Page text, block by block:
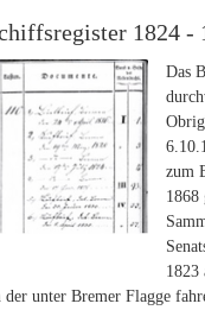
1824 -
Das
zum
1868
1823
der unter Bremer Flagge